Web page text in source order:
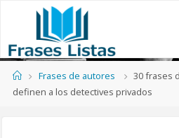
Frases de autores
30 frases
definen a los detectives privados